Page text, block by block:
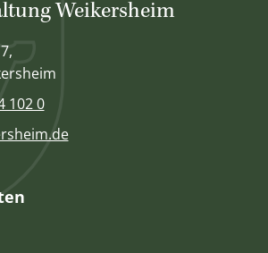
Weikersheim
102 0